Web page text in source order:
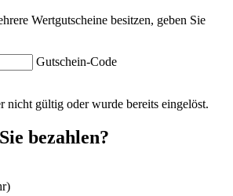
Wertgutscheine besitzen, geben Sie
Gutschein-Code
nicht gültig oder wurde bereits eingelöst.
bezahlen?